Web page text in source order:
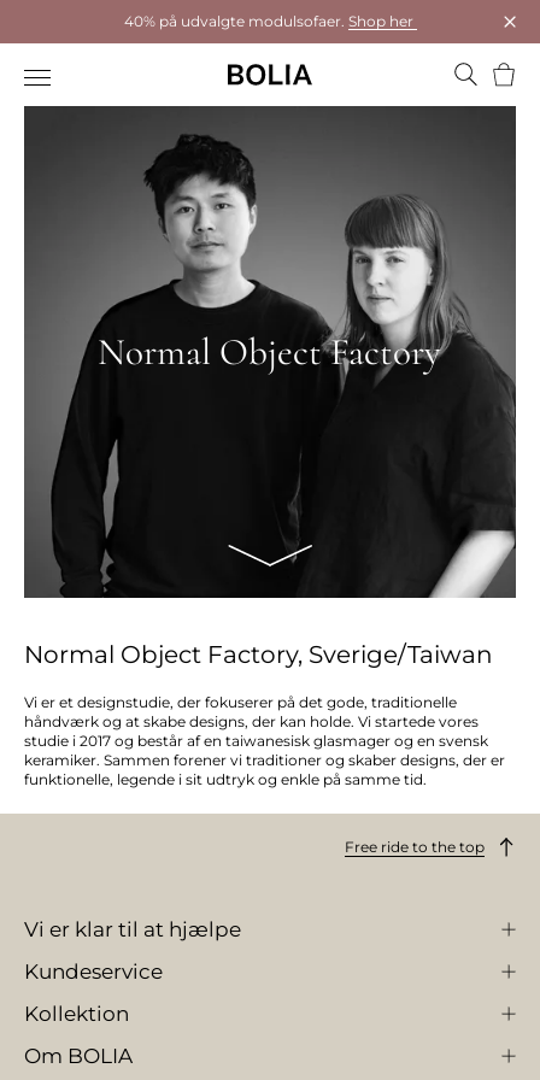
40% på udvalgte modulsofaer. Shop her
Kurv
Normal Object Factory
Normal Object Factory, Sverige/Taiwan
Vi er et designstudie, der fokuserer på det gode, traditionelle
håndværk og at skabe designs, der kan holde. Vi startede vores
studie i 2017 og består af en taiwanesisk glasmager og en svensk
keramiker. Sammen forener vi traditioner og skaber designs, der er
funktionelle, legende i sit udtryk og enkle på samme tid.
Free ride to the top
Vi er klar til at hjælpe
Kundeservice
Kollektion
Om BOLIA